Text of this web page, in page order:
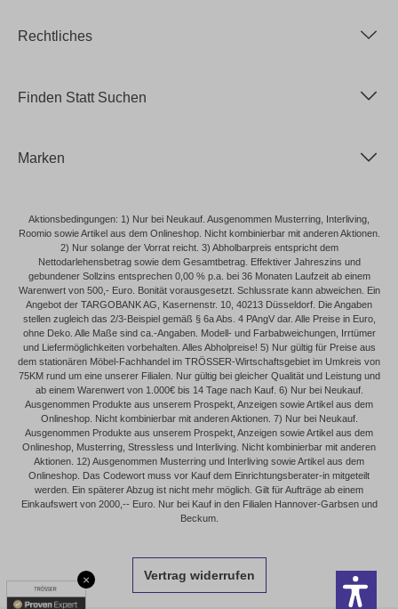
×
Rechtliches
Finden Statt Suchen
Marken
Aktionsbedingungen: 1) Nur bei Neukauf. Ausgenommen Musterring, Interliving,
Roomio sowie Artikel aus dem Onlineshop. Nicht kombinierbar mit anderen Aktionen.
2) Nur solange der Vorrat reicht. 3) Abholbarpreis entspricht dem
Nettodarlehensbetrag sowie dem Gesamtbetrag. Effektiver Jahreszins und
gebundener Sollzins entsprechen 0,00 % p.a. bei 36 Monaten Laufzeit ab einem
Warenwert von 500,- Euro. Bonität vorausgesetzt. Schlussrate kann abweichen. Ein
Angebot der TARGOBANK AG, Kasernenstr. 10, 40213 Düsseldorf. Die Angaben
stellen zugleich das 2/3-Beispiel gemäß § 6a Abs. 4 PAngV dar. Alle Preise in Euro,
ohne Deko. Alle Maße sind ca.-Angaben. Modell- und Farbabweichungen, Irrtümer
und Liefermöglichkeiten vorbehalten. Alles Abholpreise! 5) Nur gültig für Preise aus
dem stationären Möbel-Fachhandel im TRÖSSER-Wirtschaftsgebiet im Umkreis von
75KM rund um eine unserer Filialen. Nur gültig bei gleicher Qualität und Leistung und
ab einem Warenwert von 1.000€ bis 14 Tage nach Kauf. 6) Nur bei Neukauf.
Ausgenommen Produkte aus unserem Prospekt, Anzeigen sowie Artikel aus dem
Onlineshop. Nicht kombinierbar mit anderen Aktionen. 7) Nur bei Neukauf.
Ausgenommen Produkte aus unserem Prospekt, Anzeigen sowie Artikel aus dem
Onlineshop, Musterring, Stressless und Interliving. Nicht kombinierbar mit anderen
Aktionen. 12) Ausgenommen Musterring und Interliving sowie Artikel aus dem
Onlineshop. Das Codewort muss vor Kauf dem Einrichtungsberater-in mitgeteilt
werden. Ein späterer Abzug ist nicht mehr möglich. Gilt für Aufträge ab einem
Einkaufswert von 2000,-- Euro. Nur bei Kauf in den Filialen Hannover-Garbsen und
Beckum.
Vertrag widerrufen